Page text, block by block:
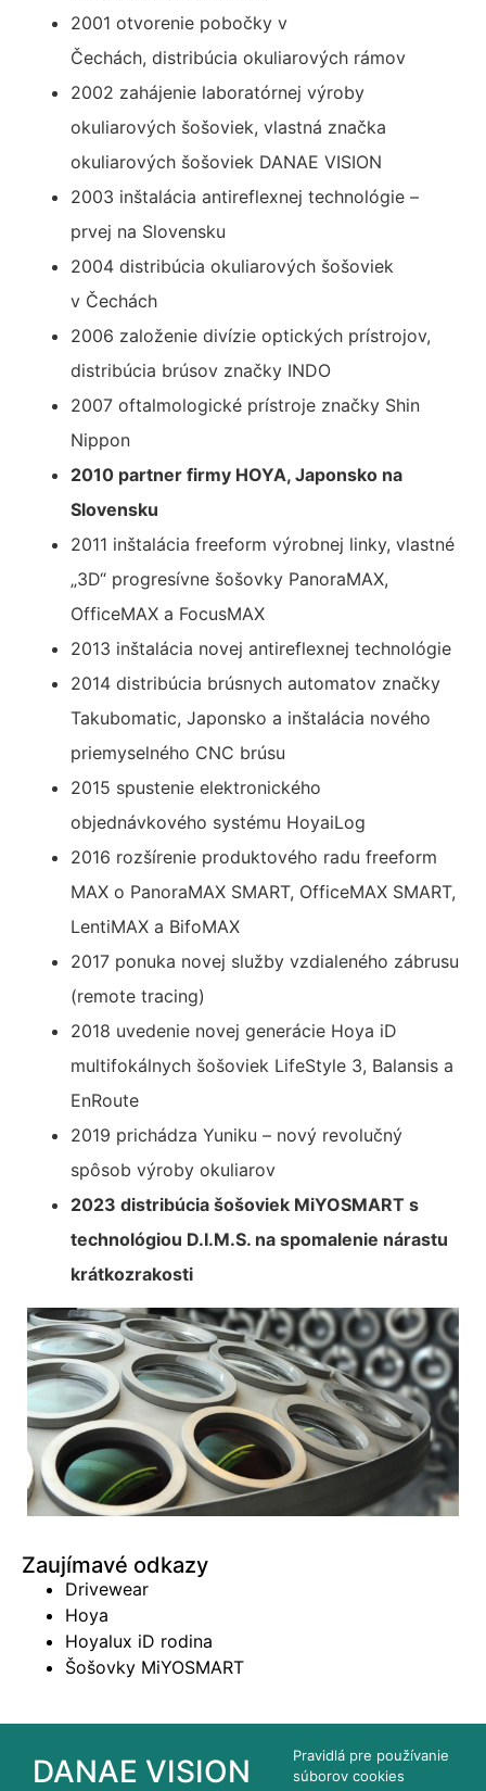
2001 otvorenie pobočky v
Čechách, distribúcia okuliarových rámov
2002 zahájenie laboratórnej výroby
okuliarových šošoviek, vlastná značka
okuliarových šošoviek DANAE VISION
2003 inštalácia antireflexnej technológie –
prvej na Slovensku
2004 distribúcia okuliarových šošoviek
v Čechách
2006 založenie divízie optických prístrojov,
distribúcia brúsov značky INDO
2007 oftalmologické prístroje značky Shin
Nippon
2010 partner firmy HOYA, Japonsko na
Slovensku
2011 inštalácia freeform výrobnej linky, vlastné
„3D“ progresívne šošovky PanoraMAX,
OfficeMAX a FocusMAX
2013 inštalácia novej antireflexnej technológie
2014 distribúcia brúsnych automatov značky
Takubomatic, Japonsko a inštalácia nového
priemyselného CNC brúsu
2015 spustenie elektronického
objednávkového systému HoyaiLog
2016 rozšírenie produktového radu freeform
MAX o PanoraMAX SMART, OfficeMAX SMART,
LentiMAX a BifoMAX
2017 ponuka novej služby vzdialeného zábrusu
(remote tracing)
2018 uvedenie novej generácie Hoya iD
multifokálnych šošoviek LifeStyle 3, Balansis a
EnRoute
2019 prichádza Yuniku – nový revolučný
spôsob výroby okuliarov
2023 distribúcia šošoviek MiYOSMART s
technológiou D.I.M.S. na spomalenie nárastu
krátkozrakosti
Zaujímavé odkazy
Drivewear
Hoya
Hoyalux iD rodina
Šošovky MiYOSMART
DANAE VISION
Pravidlá pre používanie
súborov cookies